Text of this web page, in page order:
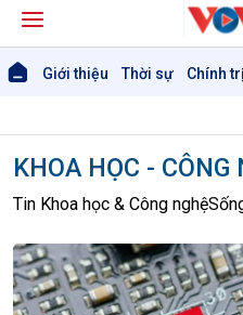
Giới thiệu Thời sự Chính trị
KHOA HỌC - CÔNG
Tin Khoa học & Công nghệ